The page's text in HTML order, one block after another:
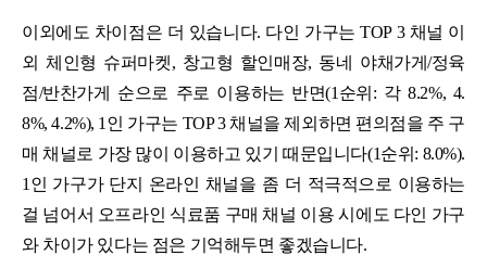
이외에도 차이점은 더 있습니다. 다인 가구는 TOP 3 채널 이
외 체인형 슈퍼마켓, 창고형 할인매장, 동네 야채가게/정육
점/반찬가게 순으로 주로 이용하는 반면(1순위: 각 8.2%, 4.
8%, 4.2%), 1인 가구는 TOP 3 채널을 제외하면 편의점을 주 구
매 채널로 가장 많이 이용하고 있기 때문입니다(1순위: 8.0%).
1인 가구가 단지 온라인 채널을 좀 더 적극적으로 이용하는
걸 넘어서 오프라인 식료품 구매 채널 이용 시에도 다인 가구
와 차이가 있다는 점은 기억해두면 좋겠습니다.